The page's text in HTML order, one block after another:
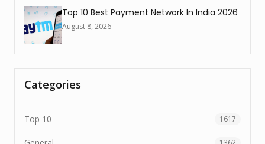
Top 10 Best Payment Network In India 2026
August 8, 2026
Categories
Top 10 1617